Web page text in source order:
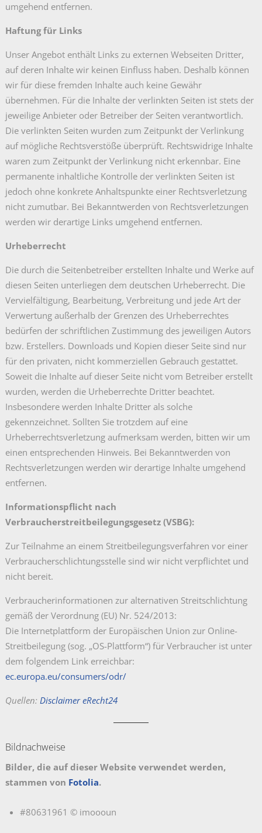
umgehend entfernen.
Haftung für Links
Unser Angebot enthält Links zu externen Webseiten Dritter,
auf deren Inhalte wir keinen Einfluss haben. Deshalb können
wir für diese fremden Inhalte auch keine Gewähr
übernehmen. Für die Inhalte der verlinkten Seiten ist stets der
jeweilige Anbieter oder Betreiber der Seiten verantwortlich.
Die verlinkten Seiten wurden zum Zeitpunkt der Verlinkung
auf mögliche Rechtsverstöße überprüft. Rechtswidrige Inhalte
waren zum Zeitpunkt der Verlinkung nicht erkennbar. Eine
permanente inhaltliche Kontrolle der verlinkten Seiten ist
jedoch ohne konkrete Anhaltspunkte einer Rechtsverletzung
nicht zumutbar. Bei Bekanntwerden von Rechtsverletzungen
werden wir derartige Links umgehend entfernen.
Urheberrecht
Die durch die Seitenbetreiber erstellten Inhalte und Werke auf
diesen Seiten unterliegen dem deutschen Urheberrecht. Die
Vervielfältigung, Bearbeitung, Verbreitung und jede Art der
Verwertung außerhalb der Grenzen des Urheberrechtes
bedürfen der schriftlichen Zustimmung des jeweiligen Autors
bzw. Erstellers. Downloads und Kopien dieser Seite sind nur
für den privaten, nicht kommerziellen Gebrauch gestattet.
Soweit die Inhalte auf dieser Seite nicht vom Betreiber erstellt
wurden, werden die Urheberrechte Dritter beachtet.
Insbesondere werden Inhalte Dritter als solche
gekennzeichnet. Sollten Sie trotzdem auf eine
Urheberrechtsverletzung aufmerksam werden, bitten wir um
einen entsprechenden Hinweis. Bei Bekanntwerden von
Rechtsverletzungen werden wir derartige Inhalte umgehend
entfernen.
Informationspflicht nach
Verbraucherstreitbeilegungsgesetz (VSBG):
Zur Teilnahme an einem Streitbeilegungsverfahren vor einer
Verbraucherschlichtungsstelle sind wir nicht verpflichtet und
nicht bereit.
Verbraucherinformationen zur alternativen Streitschlichtung
gemäß der Verordnung (EU) Nr. 524/2013:
Die Internetplattform der Europäischen Union zur Online-
Streitbeilegung (sog. „OS-Plattform“) für Verbraucher ist unter
dem folgendem Link erreichbar:
ec.europa.eu/consumers/odr/
Quellen: Disclaimer eRecht24
Bildnachweise
Bilder, die auf dieser Website verwendet werden,
stammen von Fotolia.
#80631961 © imoooun